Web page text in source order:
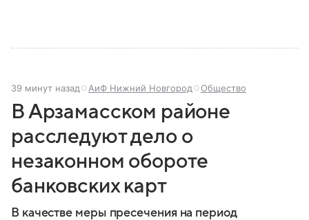
39 минут назад АиФ Нижний Новгород Общество
В Арзамасском районе
расследуют дело о
незаконном обороте
банковских карт
В качестве меры пресечения на период